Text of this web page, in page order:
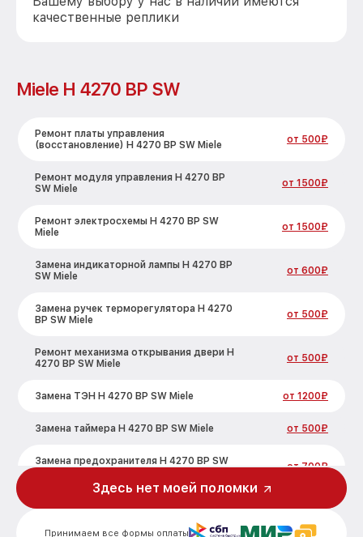
качественные реплики
Miele H 4270 BP SW
Ремонт платы управления
(восстановление) H 4270 BP SW Miele
от 500₽
Ремонт модуля управления H 4270 BP
SW Miele
от 1500₽
Ремонт электросхемы H 4270 BP SW
Miele
от 1500₽
Замена индикаторной лампы H 4270 BP
SW Miele
от 600₽
Замена ручек терморегулятора H 4270
BP SW Miele
от 500₽
Ремонт механизма открывания двери H
4270 BP SW Miele
от 500₽
Замена ТЭН H 4270 BP SW Miele от 1200₽
Замена таймера H 4270 BP SW Miele от 500₽
Замена предохранителя H 4270 BP SW
от 700₽
от 500₽
Принимаем все формы оплаты
Здесь нет моей поломки